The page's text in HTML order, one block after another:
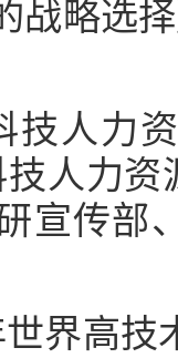
战略选
技人力
人力
宣传部
世界高